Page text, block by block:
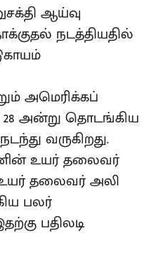
ஆய்வு
நடத்தியதில்
அமெரிக்கப்
28 அன்று தொடங்கிய
வருகிறது.
உயர் தலைவர்
தலைவர் அலி
பலர்
பதிலடி